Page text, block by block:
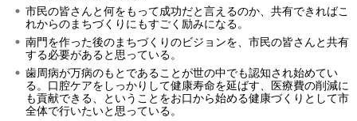
市民の皆さんと何をもって成功だと言えるのか、共有できればこ
れからのまちづくりにもすごく励みになる。
南門を作った後のまちづくりのビジョンを、市民の皆さんと共有
する必要があると思っている。
歯周病が万病のもとであることが世の中でも認知され始めてい
る。口腔ケアをしっかりして健康寿命を延ばす、医療費の削減に
も貢献できる、ということをお口から始める健康づくりとして市
全体で行いたいと思っている。